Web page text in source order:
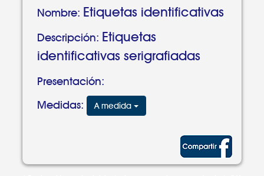
Nombre: Etiquetas identificativas
Descripción: Etiquetas
identificativas serigrafiadas
Presentación:
Medidas:
A medida